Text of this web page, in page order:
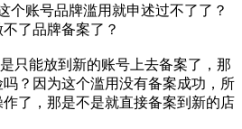
个账号品牌滥用就申述过不了了？
了品牌备案了？
只能放到新的账号上去备案了，那
？因为这个滥用没有备案成功，所
了，那是不是就直接备案到新的店